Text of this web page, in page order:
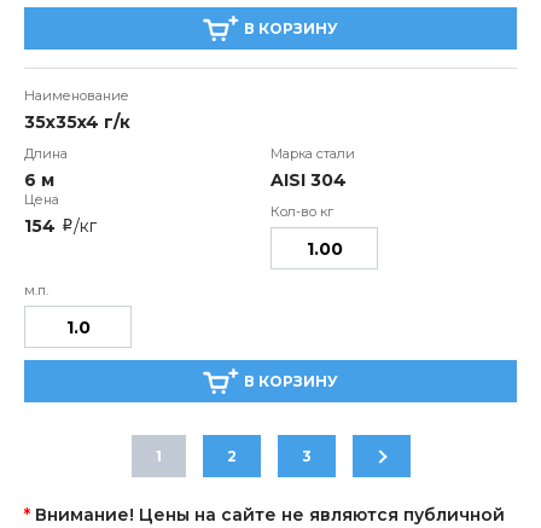
В КОРЗИНУ
35x35x4 г/к
6 м AISI 304
154 i/кг
В КОРЗИНУ
1 2 3
* Внимание! Цены на сайте не являются публичной